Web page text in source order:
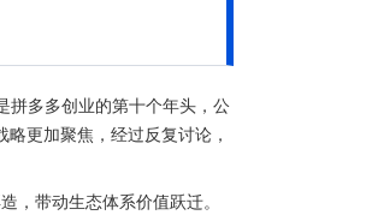
拼多多创业的第十个年头，公
更加聚焦，经过反复讨论，
，带动生态体系价值跃迁。